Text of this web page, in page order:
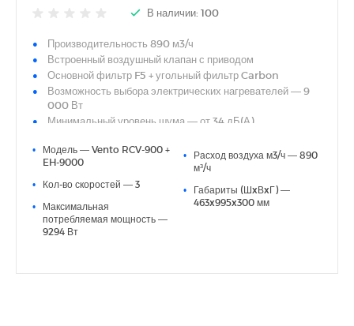
В наличии: 100
Производительность 890 м3/ч
Встроенный воздушный клапан с приводом
Основной фильтр F5 + угольный фильтр Carbon
Возможность выбора электрических нагревателей — 9
000 Вт
Минимальный уровень шума — от 34 дБ(А)
Интегрированная система автоматики с сенсорным
пультом управления в комплекте
Простой монтаж, не требующий специальных навыков
•
Модель — Vento RCV-900 +
EH-9000
•
Кол-во скоростей — 3
•
Максимальная
потребляемая мощность —
9294 Вт
•
Расход воздуха м3/ч — 890
м³/ч
•
Габариты (ШxВxГ) —
463x995x300 мм